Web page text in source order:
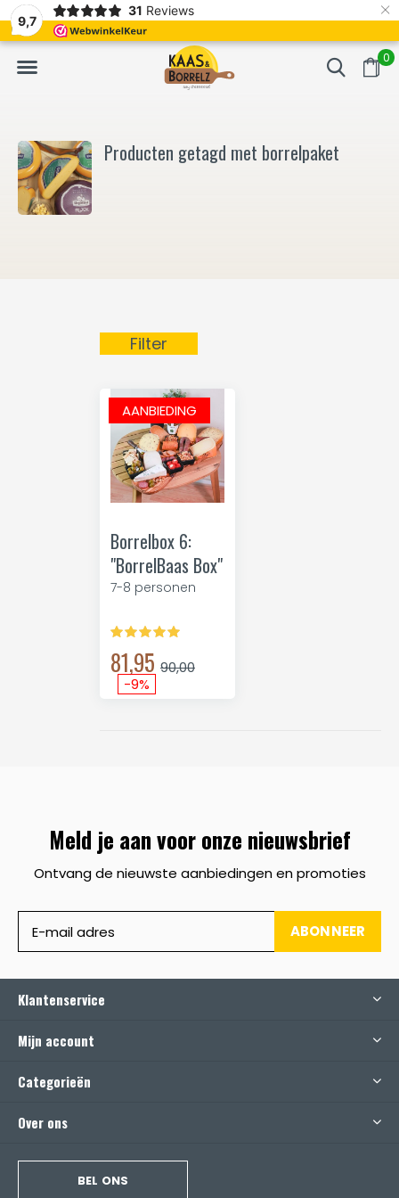
9,7
31 Reviews ×
0
Vers van het mes en gevacumeerd Vaak volgende
Producten getagd met borrelpaket
Filter
AANBIEDING
Borrelbox 6:
"BorrelBaas Box"
7-8 personen
81,95 90,00
-9%
Meld je aan voor onze nieuwsbrief
Ontvang de nieuwste aanbiedingen en promoties
ABONNEER
Klantenservice
Mijn account
Categorieën
Over ons
BEL ONS